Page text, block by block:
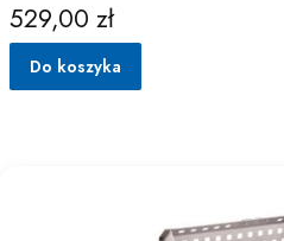
Cena
529,00 zł
Do koszyka